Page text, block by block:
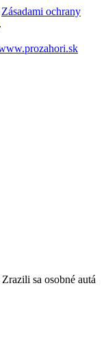
Zásadami ochrany
.
sa osobné autá